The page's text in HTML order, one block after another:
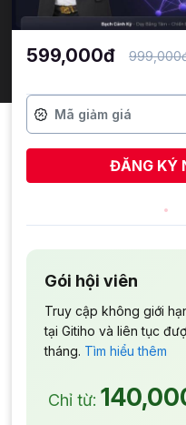
599,000đ
ĐĂNG KÝ
Hoàng Quyên
Gói hội viên
Truy cập không giới
tại Gitiho và liên tục
tháng. Tìm hiểu thêm
Chỉ từ: